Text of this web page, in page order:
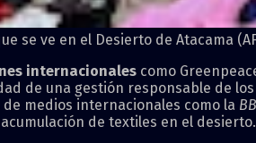
se ve en el Desierto de Atacama
internacionales como
de una gestión responsable de
medios internacionales como la
de textiles en el desierto.